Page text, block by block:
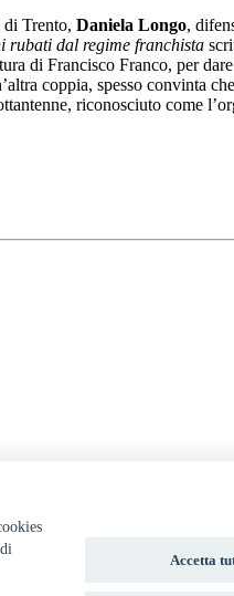
Trento, Daniela Longo,
rubati dal regime franchista
di Francisco Franco, per
coppia, spesso convinta
riconosciuto come
Accetta